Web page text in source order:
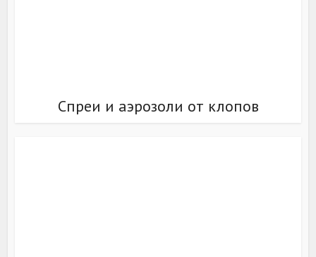
Спреи и аэрозоли от клопов